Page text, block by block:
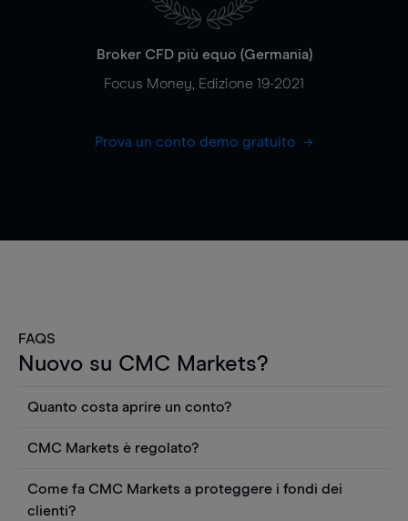
Broker CFD più equo (Germania)
Focus Money, Edizione 19-2021
Prova un conto demo gratuito
FAQS
Nuovo su CMC Markets?
Quanto costa aprire un conto?
Puoi anche visualizzare gratuitamente i prezzi e
utilizzare strumenti come grafici, notizie Reuters
o rapporti quantitativi sui titoli azionari di
CMC Markets è regolato?
regolamentato dall'Autorità federale tedesca di
Come fa CMC Markets a proteggere i fondi dei
clienti?